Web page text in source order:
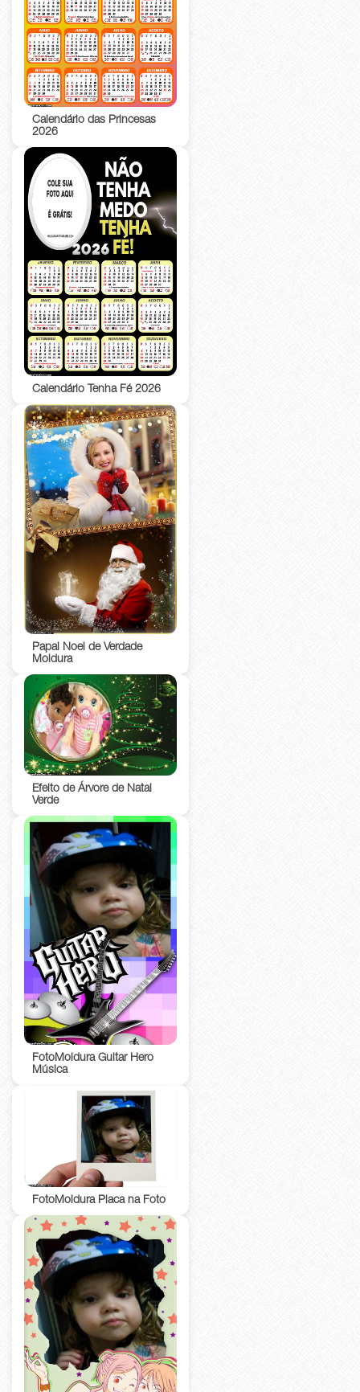
Calendário das Princesas
2026
Calendário Tenha Fé 2026
Papai Noel de Verdade
Moldura
Efeito de Árvore de Natal
Verde
FotoMoldura Guitar Hero
Música
FotoMoldura Placa na Foto